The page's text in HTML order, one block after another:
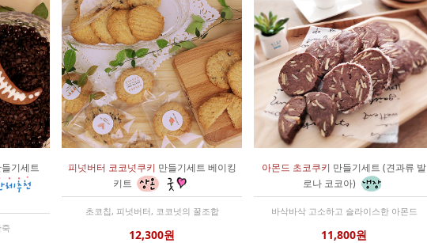
기세트
피넛버터 코코넛쿠키 만들기세트 베이킹
키트
초코칩, 피넛버터, 코코넛의 꿀조합
12,300원
아몬드 초코쿠키 만들기세트 (견과류 발
로나 코코아)
바삭바삭 고소하고 슬라이스한 아몬드
11,800원